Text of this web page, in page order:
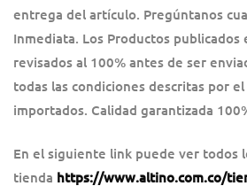
entrega del artículo. Pregúntanos
Inmediata. Los Productos publicados
revisados al 100% antes de ser
todas las condiciones descritas por
importados. Calidad garantizada
En el siguiente link puede ver todos
tienda https://www.altino.com.co/